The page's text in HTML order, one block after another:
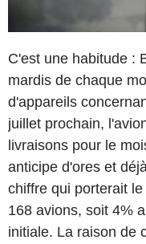
C'est une habitude :
mardis de chaque
d'appareils
juillet prochain,
livraisons pour le
anticipe d'ores et
chiffre qui porterait
168 avions, soit 4%
initiale. La raison de